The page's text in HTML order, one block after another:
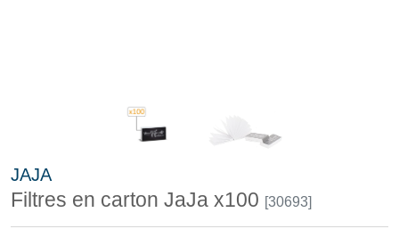
JAJA
Filtres en carton JaJa x100 [30693]